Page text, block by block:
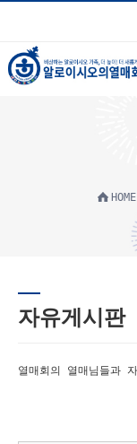
HOME
자유게시판
열매회의 열매님들과